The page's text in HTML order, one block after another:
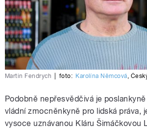
Martin Fendrych foto: Karolína Němcová
Podobně nepřesvědčivá je poslankyně
vládní zmocněnkyně pro lidská práva,
vysoce uznávanou Kláru Šimáčkovou